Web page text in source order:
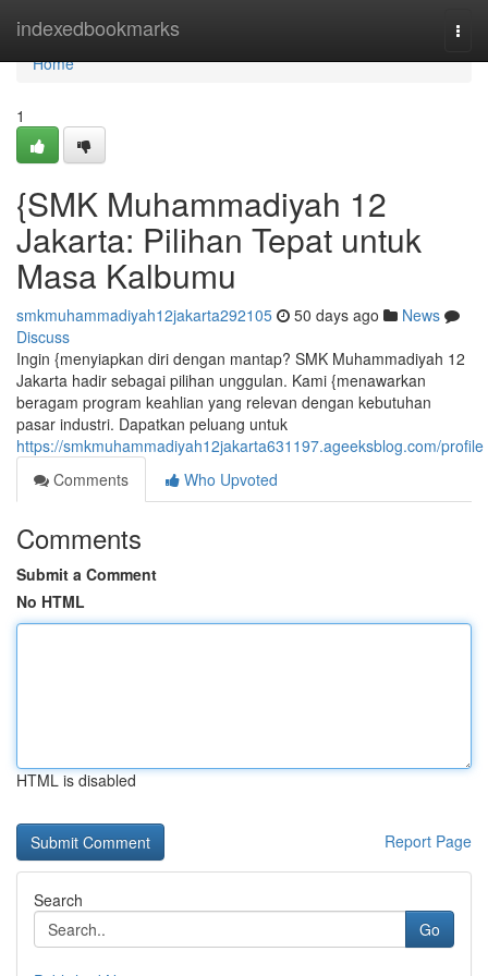
indexedbookmarks
Home
Home
1
{SMK Muhammadiyah 12
Jakarta: Pilihan Tepat untuk
Masa Kalbumu
smkmuhammadiyah12jakarta292105 50 days ago
News
Discuss
Ingin {menyiapkan diri dengan mantap? SMK Muhammadiyah 12
Jakarta hadir sebagai pilihan unggulan. Kami {menawarkan
beragam program keahlian yang relevan dengan kebutuhan
pasar industri. Dapatkan peluang untuk
https://smkmuhammadiyah12jakarta631197.ageeksblog.com/profile
Comments
Who Upvoted
Comments
Submit a Comment
No HTML
HTML is disabled
Report Page
Search
Go